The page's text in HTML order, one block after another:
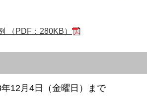
（PDF：280KB）
12月4日（金曜日）まで